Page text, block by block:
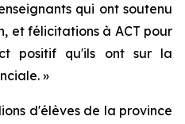
qui ont soutenu
et félicitations à ACT pour
positif qu'ils ont sur la
»
d'élèves de la province